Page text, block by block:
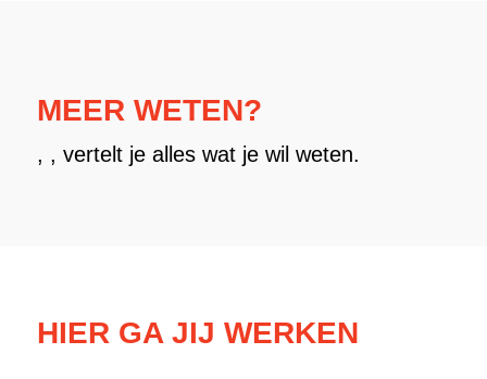
MEER WETEN?
, , vertelt je alles wat je wil weten.
HIER GA JIJ WERKEN